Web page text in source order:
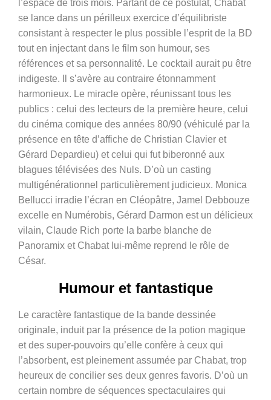
l’espace de trois mois. Partant de ce postulat, Chabat
se lance dans un périlleux exercice d’équilibriste
consistant à respecter le plus possible l’esprit de la BD
tout en injectant dans le film son humour, ses
références et sa personnalité. Le cocktail aurait pu être
indigeste. Il s’avère au contraire étonnamment
harmonieux. Le miracle opère, réunissant tous les
publics : celui des lecteurs de la première heure, celui
du cinéma comique des années 80/90 (véhiculé par la
présence en tête d’affiche de Christian Clavier et
Gérard Depardieu) et celui qui fut biberonné aux
blagues télévisées des Nuls. D’où un casting
multigénérationnel particulièrement judicieux. Monica
Bellucci irradie l’écran en Cléopâtre, Jamel Debbouze
excelle en Numérobis, Gérard Darmon est un délicieux
vilain, Claude Rich porte la barbe blanche de
Panoramix et Chabat lui-même reprend le rôle de
César.
Humour et fantastique
Le caractère fantastique de la bande dessinée
originale, induit par la présence de la potion magique
et des super-pouvoirs qu’elle confère à ceux qui
l’absorbent, est pleinement assumée par Chabat, trop
heureux de concilier ses deux genres favoris. D’où un
certain nombre de séquences spectaculaires qui